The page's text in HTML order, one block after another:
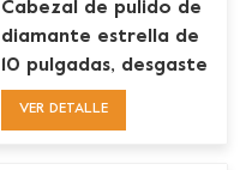
Cabezal de pulido de
diamante estrella de
10 pulgadas, desgaste
de PCD de 10 cuartos,
VER DETALLE